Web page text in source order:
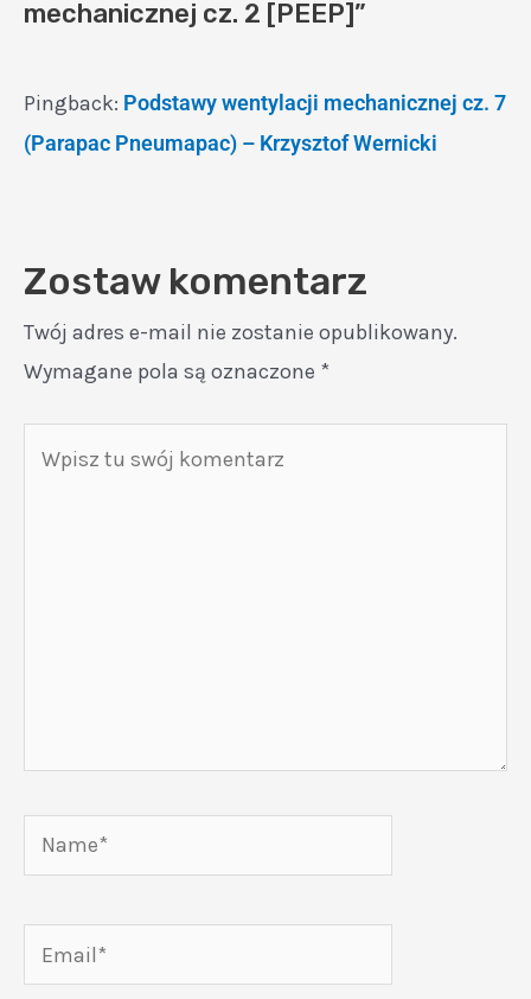
mechanicznej cz. 2 [PEEP]”
Pingback: Podstawy wentylacji mechanicznej cz. 7
(Parapac Pneumapac) – Krzysztof Wernicki
Zostaw komentarz
Twój adres e-mail nie zostanie opublikowany.
Wymagane pola są oznaczone *
Name*
Email*